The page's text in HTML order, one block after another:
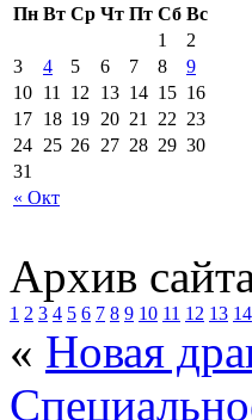
Пн Вт Ср Чт Пт Сб Вс
« Окт
1
2
3
4 5 6 7 8
9
10 11 12 13 14 15 16
17 18 19 20 21 22 23
24 25 26 27 28 29 30
31
Архив
1 2 3 4 5 6 7 8 9 10 11 12 13 14
« Новая